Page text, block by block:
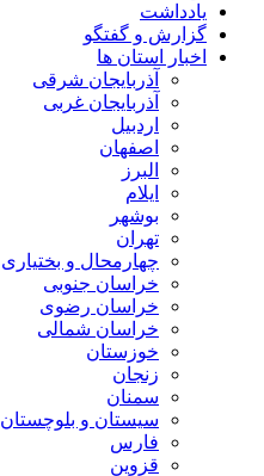
یادداشت
گزارش و گفتگو
اخبار استان ها
آذربایجان شرقی
آذربایجان غربی
اردبیل
اصفهان
البرز
ایلام
بوشهر
تهران
چهارمحال و بختیاری
خراسان جنوبی
خراسان رضوی
خراسان شمالی
خوزستان
زنجان
سمنان
سیستان و بلوچستان
فارس
قزوین